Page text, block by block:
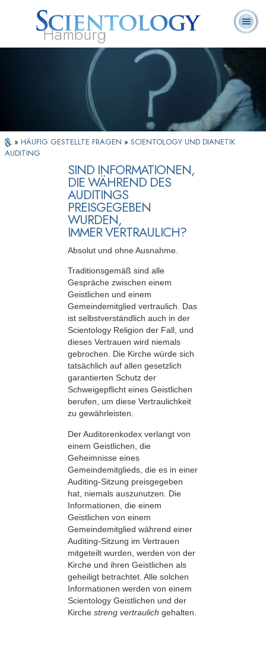
Hamburg
Was ist
Scientology?
Ehrenamtliche
Geistliche
Häufig
gestellte
Fragen
» HÄUFIG GESTELLTE FRAGEN » SCIENTOLOGY UND DIANETIK
AUDITING
SIND INFORMATIONEN,
DIE WÄHREND DES
AUDITINGS
PREISGEGEBEN
WURDEN,
IMMER VERTRAULICH?
Absolut und ohne Ausnahme.
Traditionsgemäß sind alle
Gespräche zwischen einem
Geistlichen und einem
Gemeindemitglied vertraulich. Das
ist selbstverständlich auch in der
Scientology Religion der Fall, und
dieses Vertrauen wird niemals
gebrochen. Die Kirche würde sich
tatsächlich auf allen gesetzlich
garantierten Schutz der
Schweigepflicht eines Geistlichen
berufen, um diese Vertraulichkeit
zu gewährleisten.
Der Auditorenkodex verlangt von
einem Geistlichen, die
Geheimnisse eines
Gemeindemitglieds, die es in einer
Auditing-Sitzung preisgegeben
hat, niemals auszunutzen. Die
Informationen, die einem
Geistlichen von einem
Gemeindemitglied während einer
Auditing-Sitzung im Vertrauen
mitgeteilt wurden, werden von der
Kirche und ihren Geistlichen als
geheiligt betrachtet. Alle solchen
Informationen werden von einem
Scientology Geistlichen und der
Kirche streng vertraulich gehalten.